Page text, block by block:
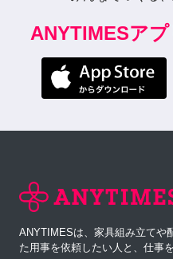
ANYTIMESア
ANYTIMESは、家具組み立てや
た用事を依頼したい人と、仕事